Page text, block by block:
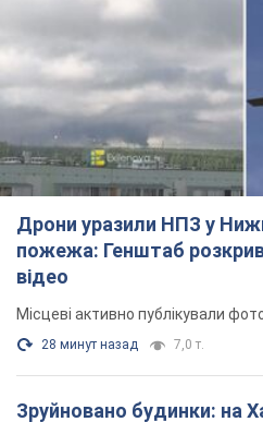
Дрони уразили НПЗ у
пожежа: Генштаб
відео
Місцеві активно публікували
28 минут назад 7,0 т.
Зруйновано будинки: на